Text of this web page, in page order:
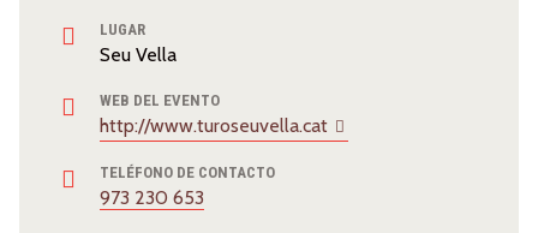
LUGAR
Seu Vella
WEB DEL EVENTO
http://www.turoseuvella.cat
TELÉFONO DE CONTACTO
973 230 653